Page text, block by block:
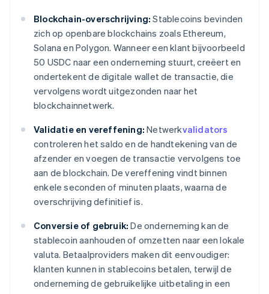
Blockchain-overschrijving: Stablecoins bevinden
zich op openbare blockchains zoals Ethereum,
Solana en Polygon. Wanneer een klant bijvoorbeeld
50 USDC naar een onderneming stuurt, creëert en
ondertekent de digitale wallet de transactie, die
vervolgens wordt uitgezonden naar het
blockchainnetwerk.
Validatie en vereffening: Netwerkvalidators
controleren het saldo en de handtekening van de
afzender en voegen de transactie vervolgens toe
aan de blockchain. De vereffening vindt binnen
enkele seconden of minuten plaats, waarna de
overschrijving definitief is.
Conversie of gebruik: De onderneming kan de
stablecoin aanhouden of omzetten naar een lokale
valuta. Betaalproviders maken dit eenvoudiger:
klanten kunnen in stablecoins betalen, terwijl de
onderneming de gebruikelijke uitbetaling in een